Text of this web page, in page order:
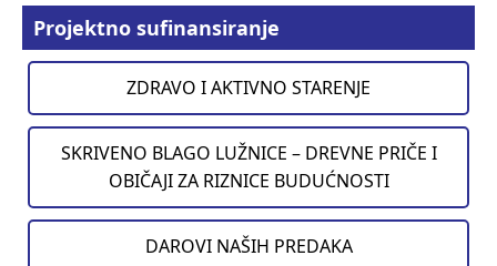
Projektno sufinansiranje
ZDRAVO I AKTIVNO STARENJE
SKRIVENO BLAGO LUŽNICE – DREVNE PRIČE I
OBIČAJI ZA RIZNICE BUDUĆNOSTI
DAROVI NAŠIH PREDAKA